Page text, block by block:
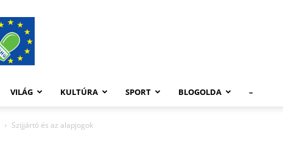
FüHü
VILÁG KULTÚRA SPORT BLOGOLDA –
Szijjártó és az alapjogok